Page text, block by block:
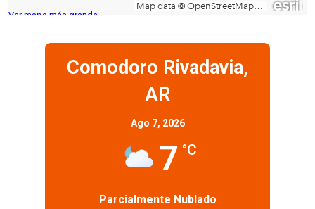
Ver mapa más grande
Comodoro Rivadavia,
AR
Ago 7, 2026
7 °C
Parcialmente Nublado